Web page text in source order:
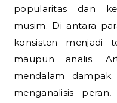
popularitas dan
musim. Di antara
konsisten menjadi
maupun analis.
mendalam
menganalisis